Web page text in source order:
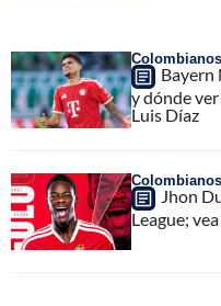
Bayern
y dónde
Luis Díaz
Jhon
League;